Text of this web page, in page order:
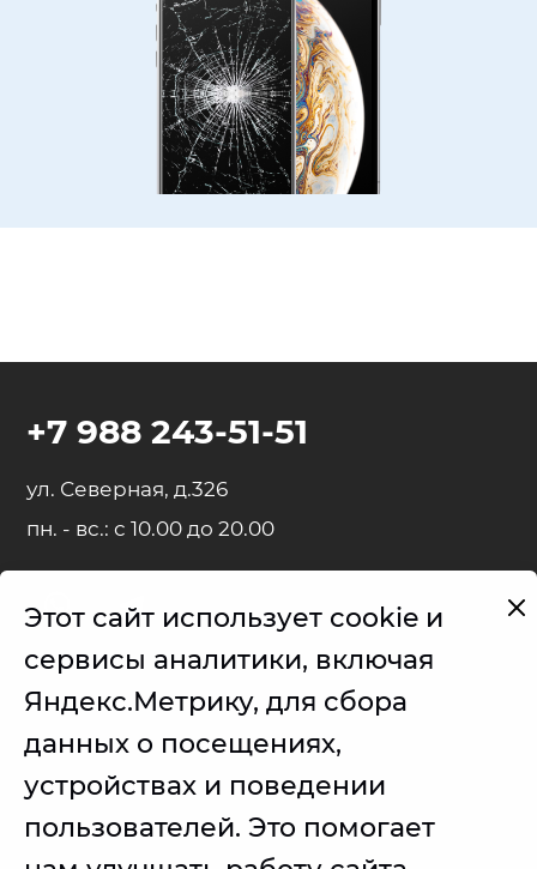
ул. Северная, д.326
пн. - вс.: с 10.00 до 20.00
+7 988 243-51-51
правомерной информационной и описательной целью.
iPhone, iPad, MacBook, iMac, Apple Watch, AirPods - правообладатель
Apple Inc. (Эпл Инк.);
Samsung – правообладатель Samsung Electronics Co. Ltd. (Самсунг
Электроникс Ко., Лтд.);
Товарные знаки используется с целью описания товара, в
отношении которых производятся услуги по ремонту сервисным
Этот сайт использует cookie и
сервисы аналитики, включая
Яндекс.Метрику, для сбора
данных о посещениях,
устройствах и поведении
пользователей. Это помогает